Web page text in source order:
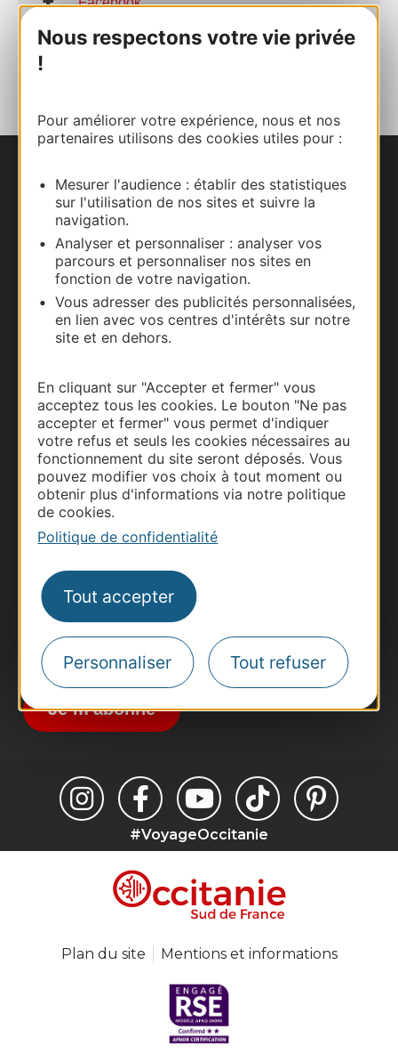
Nous respectons votre vie privée
!
Pour améliorer votre expérience, nous et nos
partenaires utilisons des cookies utiles pour :
Mesurer l'audience : établir des statistiques
sur l'utilisation de nos sites et suivre la
navigation.
Analyser et personnaliser : analyser vos
parcours et personnaliser nos sites en
fonction de votre navigation.
Vous adresser des publicités personnalisées,
en lien avec vos centres d'intérêts sur notre
site et en dehors.
En cliquant sur "Accepter et fermer" vous
acceptez tous les cookies. Le bouton "Ne pas
accepter et fermer" vous permet d'indiquer
votre refus et seuls les cookies nécessaires au
fonctionnement du site seront déposés. Vous
pouvez modifier vos choix à tout moment ou
obtenir plus d'informations via notre politique
de cookies.
Politique de confidentialité
Tout accepter
Personnaliser Tout refuser
Nous contacter
Carte interactive
Documentation
Thermalisme
Business/Mice
Pros d'Occitanie
Voyagistes
Destination Sport
Inscrivez-vous à la lettre d'information
Destination Occitanie pour recevoir des
suggestions de séjours, de visites et de sorties.
Je m'abonne
#VoyageOccitanie
Plan du site Mentions et informations